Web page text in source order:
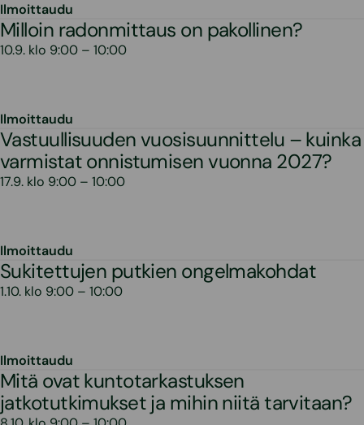
Ilmoittaudu
Milloin radonmittaus on pakollinen?
10.9. klo 9:00 – 10:00
Ilmoittaudu
Vastuullisuuden vuosisuunnittelu – kuinka
varmistat onnistumisen vuonna 2027?
17.9. klo 9:00 – 10:00
Ilmoittaudu
Sukitettujen putkien ongelmakohdat
1.10. klo 9:00 – 10:00
Ilmoittaudu
Mitä ovat kuntotarkastuksen
jatkotutkimukset ja mihin niitä tarvitaan?